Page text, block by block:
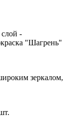
-
"Шагрень"
зеркалом,